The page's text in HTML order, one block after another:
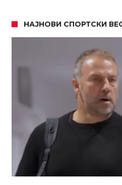
НАЈНОВИ СПОРТСКИ